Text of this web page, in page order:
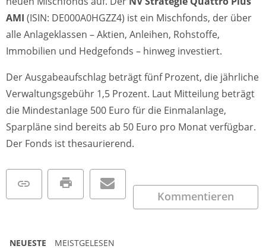
AMI (ISIN: DE000A0HGZZ4) ist ein Mischfonds, der über
alle Anlageklassen – Aktien, Anleihen, Rohstoffe,
Immobilien und Hedgefonds – hinweg investiert.
Der Ausgabeaufschlag beträgt fünf Prozent, die jährliche
Verwaltungsgebühr 1,5 Prozent. Laut Mitteilung beträgt
die Mindestanlage 500 Euro für die Einmalanlage,
Sparpläne sind bereits ab 50 Euro pro Monat verfügbar.
Der Fonds ist thesaurierend.
Kommentieren
NEUESTE MEISTGELESEN